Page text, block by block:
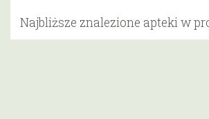
Najbliższe znalezione apteki w